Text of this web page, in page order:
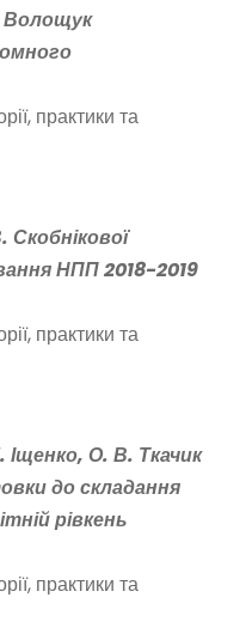
Волощук
практики та
НПП 2018-2019
практики та
О. В. Ткачик
до складання
рівкень
практики та